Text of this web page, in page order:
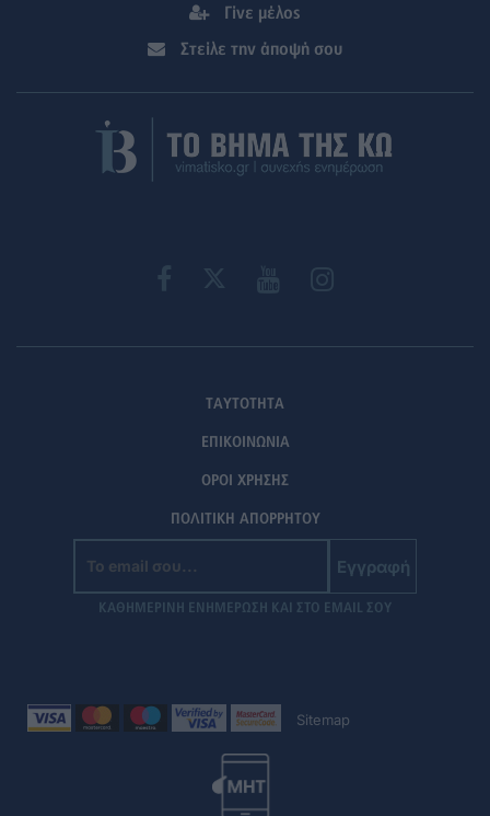
Γίνε μέλος
Στείλε την άποψή σου
ΤΑΥΤΟΤΗΤΑ
ΕΠΙΚΟΙΝΩΝΙΑ
ΟΡΟΙ ΧΡΗΣΗΣ
ΠΟΛΙΤΙΚΗ ΑΠΟΡΡΗΤΟΥ
Εγγραφή
ΚΑΘΗΜΕΡΙΝΗ ΕΝΗΜΕΡΩΣΗ ΚΑΙ ΣΤΟ EMAIL ΣΟΥ
Sitemap